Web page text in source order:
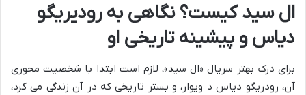
ال سید کیست؟ نگاهی به رودیریگو
دیاس و پیشینه تاریخی او
برای درک بهتر سریال «ال سید»، لازم است ابتدا با شخصیت محوری
آن، رودریگو دیاس د ویوار، و بستر تاریخی که در آن زندگی می کرد،